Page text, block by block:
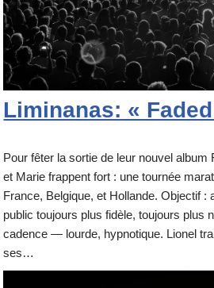
Liminanas: «
Pour fêter la sortie de leur nouvel album
et Marie frappent fort : une tournée
France, Belgique, et Hollande. Objectif :
public toujours plus fidèle, toujours plus
cadence — lourde, hypnotique. Lionel
ses…